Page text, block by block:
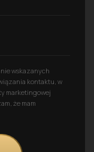
wskazanych
kontaktu, w
marketingowej
że mam